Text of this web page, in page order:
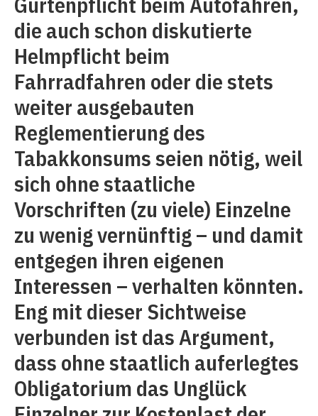
die auch schon diskutierte
Helmpflicht beim
Fahrradfahren oder die stets
weiter ausgebauten
Reglementierung des
Tabakkonsums seien nötig, weil
sich ohne staatliche
Vorschriften (zu viele) Einzelne
zu wenig vernünftig – und damit
entgegen ihren eigenen
Interessen – verhalten könnten.
Eng mit dieser Sichtweise
verbunden ist das Argument,
dass ohne staatlich auferlegtes
Obligatorium das Unglück